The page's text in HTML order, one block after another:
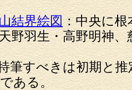
結界絵図：中央に根
野羽生・高野明神
筆すべきは初期と
ある。